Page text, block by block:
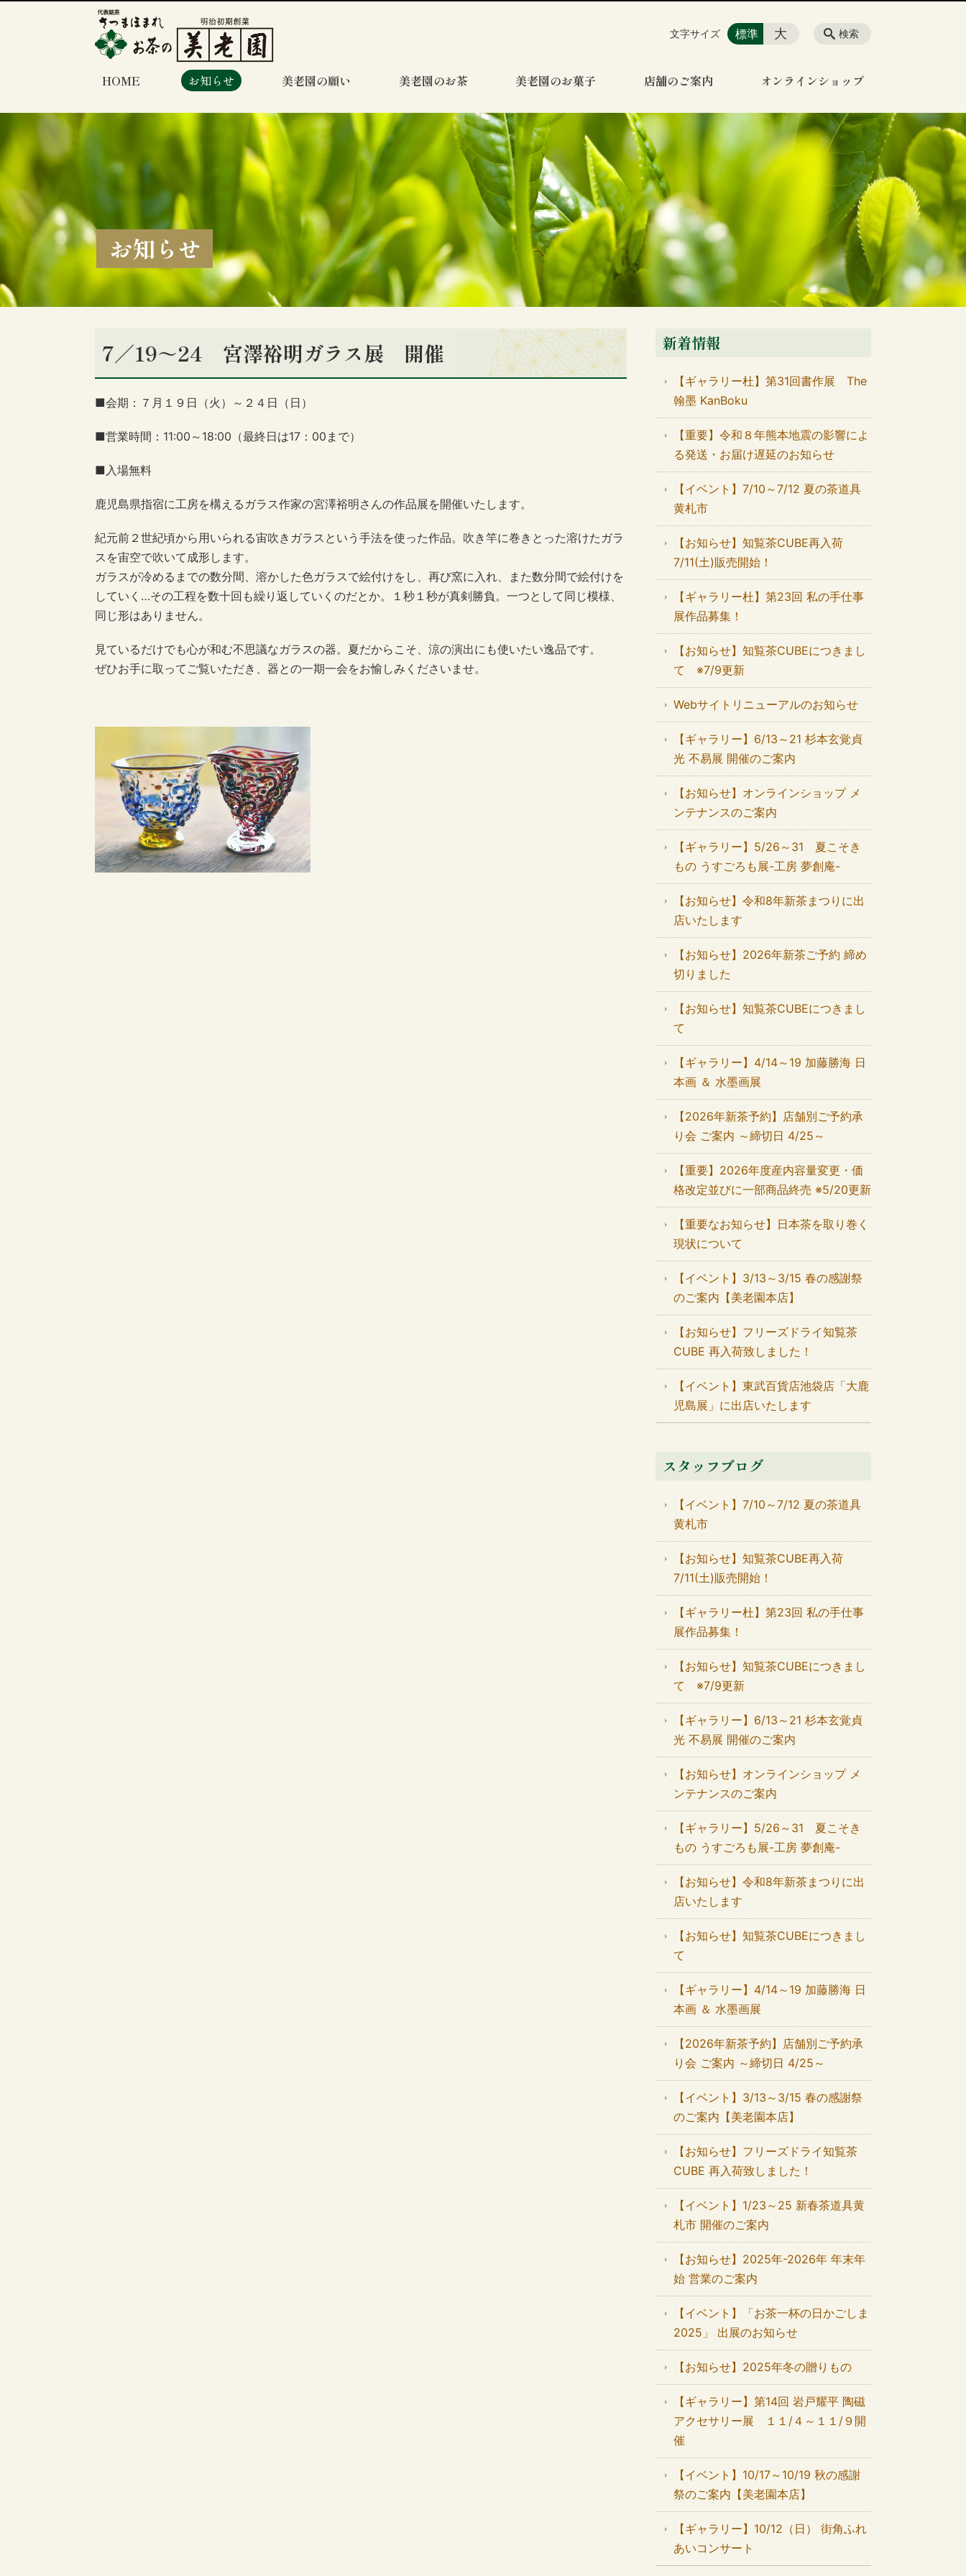
HOME お知らせ 美老園の願い 美老園のお茶 美老園のお菓子 店舗のご案内 オンラインショップ
検索
文字サイズ 標準 大
お知らせ
7／19～24 宮澤裕明ガラス展 開催
■会期：７月１９日（火）～２４日（日）
■営業時間：11:00～18:00（最終日は17：00まで）
■入場無料
鹿児島県指宿に工房を構えるガラス作家の宮澤裕明さんの作品展を開催いたします。
紀元前２世紀頃から用いられる宙吹きガラスという手法を使った作品。吹き竿に巻きとった溶けたガラ
スを宙空で吹いて成形します。
ガラスが冷めるまでの数分間、溶かした色ガラスで絵付けをし、再び窯に入れ、また数分間で絵付けを
していく…その工程を数十回も繰り返していくのだとか。１秒１秒が真剣勝負。一つとして同じ模様、
同じ形はありません。
見ているだけでも心が和む不思議なガラスの器。夏だからこそ、涼の演出にも使いたい逸品です。
ぜひお手に取ってご覧いただき、器との一期一会をお愉しみくださいませ。
新着情報
【ギャラリー杜】第31回書作展 The
翰墨 KanBoku
【重要】令和８年熊本地震の影響によ
る発送・お届け遅延のお知らせ
【イベント】7/10～7/12 夏の茶道具
黄札市
【お知らせ】知覧茶CUBE再入荷
7/11(土)販売開始！
【ギャラリー杜】第23回 私の手仕事
展作品募集！
【お知らせ】知覧茶CUBEにつきまし
て ※7/9更新
Webサイトリニューアルのお知らせ
【ギャラリー】6/13～21 杉本玄覚貞
光 不易展 開催のご案内
【お知らせ】オンラインショップ メ
ンテナンスのご案内
【ギャラリー】5/26～31 夏こそき
もの うすごろも展-工房 夢創庵-
【お知らせ】令和8年新茶まつりに出
店いたします
【お知らせ】2026年新茶ご予約 締め
切りました
【お知らせ】知覧茶CUBEにつきまし
て
【ギャラリー】4/14～19 加藤勝海 日
本画 ＆ 水墨画展
【2026年新茶予約】店舗別ご予約承
り会 ご案内 ～締切日 4/25～
【重要】2026年度産内容量変更・価
格改定並びに一部商品終売 ※5/20更新
【重要なお知らせ】日本茶を取り巻く
現状について
【イベント】3/13～3/15 春の感謝祭
のご案内【美老園本店】
【お知らせ】フリーズドライ知覧茶
CUBE 再入荷致しました！
【イベント】東武百貨店池袋店「大鹿
児島展」に出店いたします
スタッフブログ
【イベント】7/10～7/12 夏の茶道具
黄札市
【お知らせ】知覧茶CUBE再入荷
7/11(土)販売開始！
【ギャラリー杜】第23回 私の手仕事
展作品募集！
【お知らせ】知覧茶CUBEにつきまし
て ※7/9更新
【ギャラリー】6/13～21 杉本玄覚貞
光 不易展 開催のご案内
【お知らせ】オンラインショップ メ
ンテナンスのご案内
【ギャラリー】5/26～31 夏こそき
もの うすごろも展-工房 夢創庵-
【お知らせ】令和8年新茶まつりに出
店いたします
【お知らせ】知覧茶CUBEにつきまし
て
【ギャラリー】4/14～19 加藤勝海 日
本画 ＆ 水墨画展
【2026年新茶予約】店舗別ご予約承
り会 ご案内 ～締切日 4/25～
【イベント】3/13～3/15 春の感謝祭
のご案内【美老園本店】
【お知らせ】フリーズドライ知覧茶
CUBE 再入荷致しました！
【イベント】1/23～25 新春茶道具黄
札市 開催のご案内
【お知らせ】2025年-2026年 年末年
始 営業のご案内
【イベント】「お茶一杯の日かごしま
2025」 出展のお知らせ
【お知らせ】2025年冬の贈りもの
【ギャラリー】第14回 岩戸耀平 陶磁
アクセサリー展 １１/４～１１/９開
催
【イベント】10/17～10/19 秋の感謝
祭のご案内【美老園本店】
【ギャラリー】10/12（日） 街角ふれ
あいコンサート